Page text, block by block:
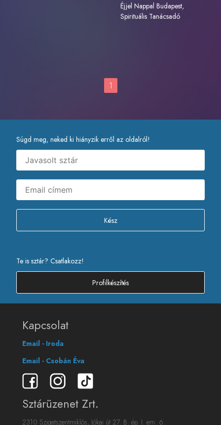
Éjjel Nappal Budapest,
Spirituális Tanácsadó
1
Súgd meg, neked ki hiányzik erről az oldalról!
Kész
Te is sztár? Csatlakozz!
Profilkészítés
Kapcsolat
Email - Iroda
Email - Csobán Éva
Sztárüzenet Zrt.
2310 Szigetszentmiklós, Jókai út 27. B. ép. I. em. 6.